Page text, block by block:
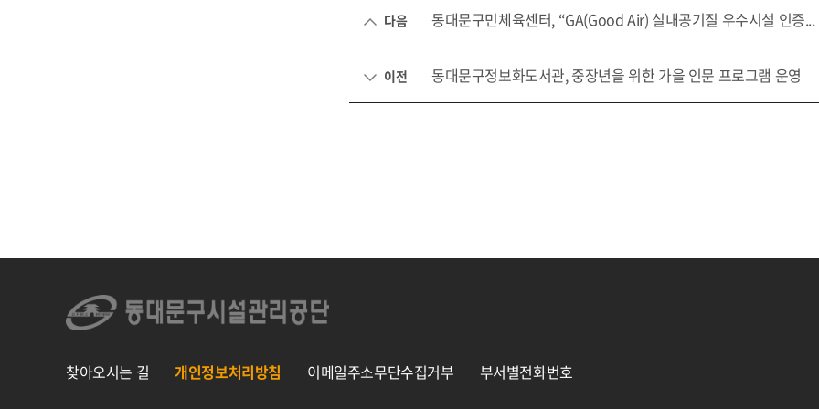
다음 동대문구민체육센터, “GA(Good Air) 실내공기질 우수시설 인증...
이전 동대문구정보화도서관, 중장년을 위한 가을 인문 프로그램 운영
찾아오시는 길 개인정보처리방침 이메일주소무단수집거부 부서별전화번호